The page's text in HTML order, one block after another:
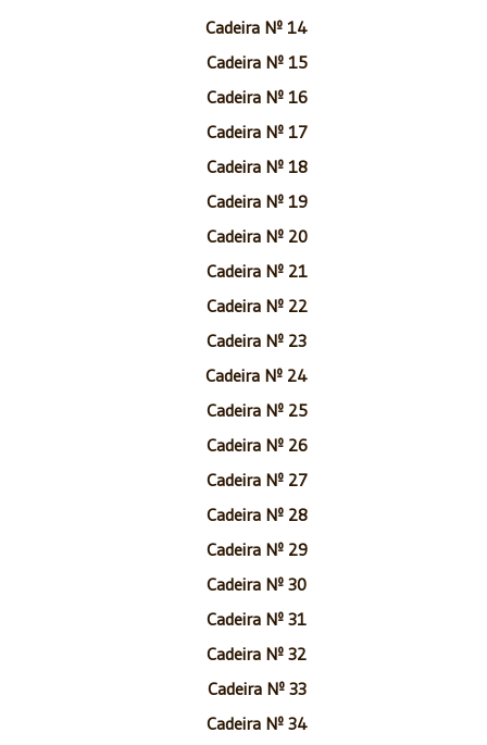
Cadeira Nº 14
Cadeira Nº 15
Cadeira Nº 16
Cadeira Nº 17
Cadeira Nº 18
Cadeira Nº 19
Cadeira Nº 20
Cadeira Nº 21
Cadeira Nº 22
Cadeira Nº 23
Cadeira Nº 24
Cadeira Nº 25
Cadeira Nº 26
Cadeira Nº 27
Cadeira Nº 28
Cadeira Nº 29
Cadeira Nº 30
Cadeira Nº 31
Cadeira Nº 32
Cadeira Nº 33
Cadeira Nº 34